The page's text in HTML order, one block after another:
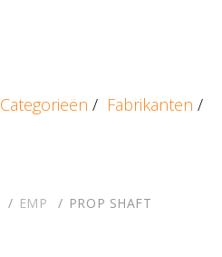
Categorieën / Fabrikanten /
EMP PROP SHAFT